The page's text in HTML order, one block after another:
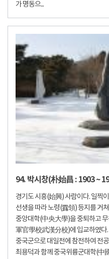
가 명동으...
94. 박시창(朴始昌 : 1903 ~
경기도 시흥(始興) 사람이다. 일찍
선생을 따라 노령(露領) 등지를 거
중앙대학(中央大學)을 중퇴하고
軍官學校武漢分校)에 입교하였다
중국군으로 대일전에 참전하여 전
최용덕과 함께 중국위륭군대학(中